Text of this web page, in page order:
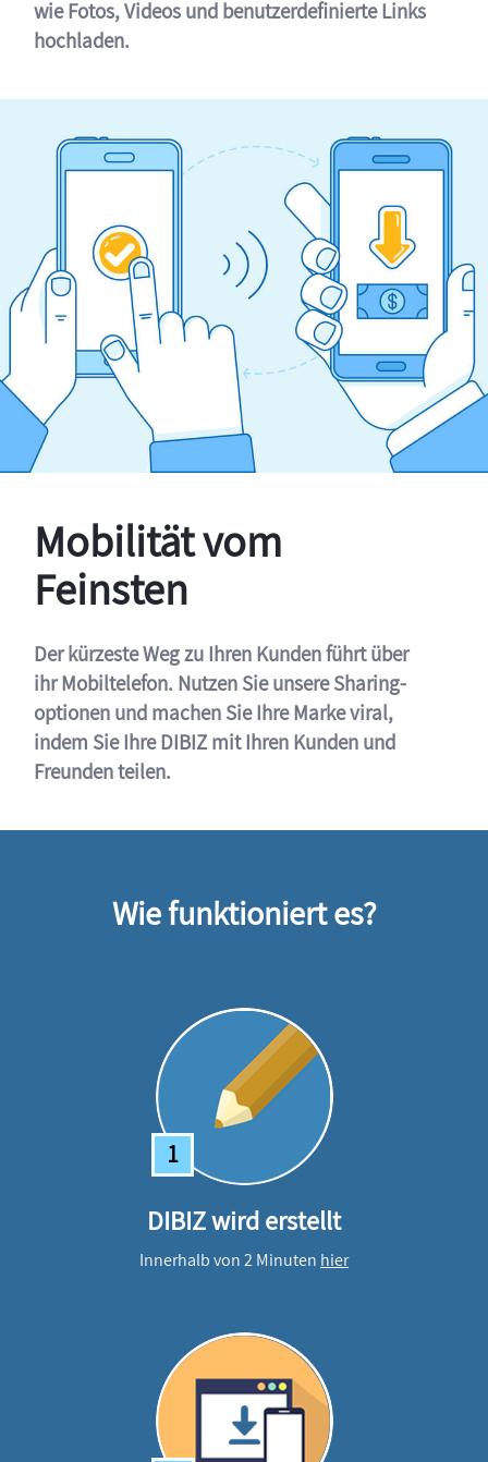
wie Fotos, Videos und benutzerdefinierte Links
hochladen.
Mobilität vom
Feinsten
Der kürzeste Weg zu Ihren Kunden führt über
ihr Mobiltelefon. Nutzen Sie unsere Sharing-
optionen und machen Sie Ihre Marke viral,
indem Sie Ihre DIBIZ mit Ihren Kunden und
Freunden teilen.
Wie funktioniert es?
1
DIBIZ wird erstellt
Innerhalb von 2 Minuten hier